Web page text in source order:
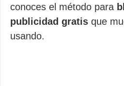
conoces el método para
publicidad gratis que
usando.